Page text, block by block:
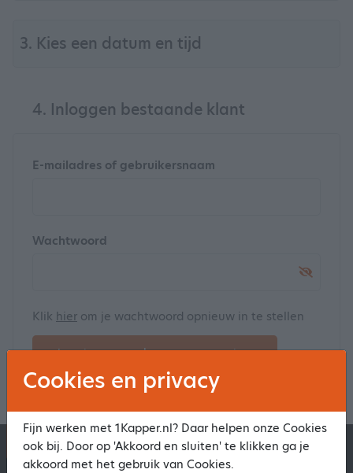
3. Kies een datum en tijd
4. Inloggen bestaande klant
E-mailadres of gebruikersnaam
Wachtwoord
Klik hier om je wachtwoord opnieuw in te stellen
Log in en maak een reservering
1Kapper.nl 1BeautyAfspraak.nl
Cookies en privacy
Fijn werken met 1Kapper.nl? Daar helpen onze Cookies
ook bij. Door op 'Akkoord en sluiten' te klikken ga je
akkoord met het gebruik van Cookies.